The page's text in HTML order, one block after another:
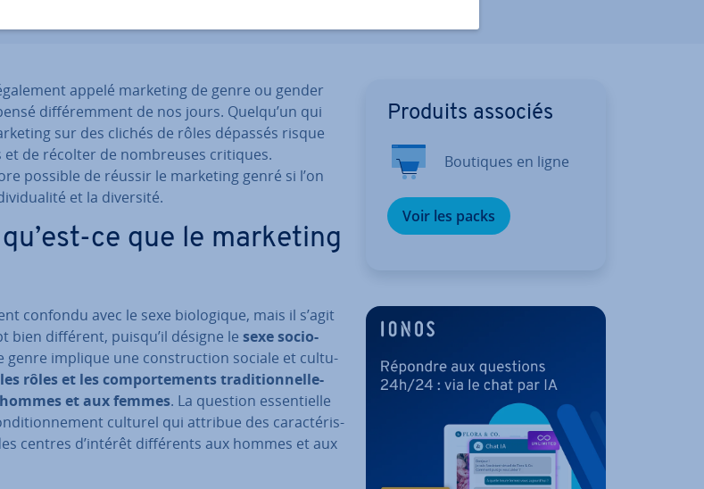
appelé marketing de genre ou gender
dif­fé­rem­ment de nos jours. Quelqu’un qui
sur des clichés de rôles dépassés risque
et de récolter de nom­breuses critiques.
possible de réussir le marketing genré si l’on
et la diversité.
ce que le marketing
confondu avec le sexe bio­lo­gique, mais il s’agit
bien différent, puisqu’il désigne le sexe socio-
genre implique une cons­truc­tion sociale et cultu­
les rôles et les com­por­te­ments tra­di­tion­nel­le­
et aux femmes. La question es­sen­tielle
culturel qui attribue des ca­rac­té­ris­
centres d’intérêt dif­fé­rents aux hommes et aux
Produits associés
Boutiques en ligne
Voir les packs